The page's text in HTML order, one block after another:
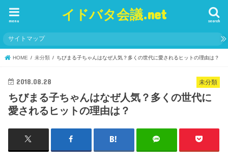
イドバタ会議.net search
menu
サイトマップ
HOME 未分類 ちびまる子ちゃんはなぜ人気？多くの世代に愛されるヒットの理由は？
未分類
2018.08.28
ちびまる子ちゃんはなぜ人気？多くの世代に
愛されるヒットの理由は？